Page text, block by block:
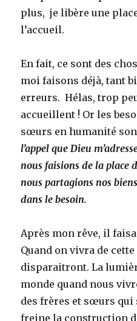
plus, je libère une
l’accueil.
En fait, ce sont des
moi faisons déjà, tant
erreurs. Hélas, trop
accueillent ! Or les
sœurs en humanité
l’appel que Dieu
nous faisions de la place
nous partagions nos
dans le besoin.
Après mon rêve, il
Quand on vivra de
disparaitront. La
monde quand nous
des frères et sœurs qui
freine la construction